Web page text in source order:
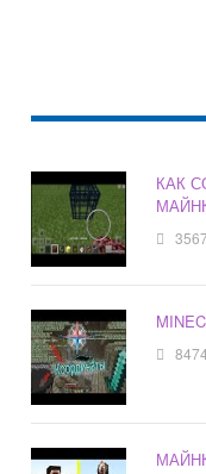
КАК
3567
8474